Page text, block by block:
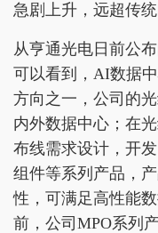
急剧上升，远超传
从亨通光电日前公
可以看到，AI数据
方向之一，公司的
内外数据中心；在
布线需求设计，开
组件等系列产品，
性，可满足高性能
前，公司MPO系列